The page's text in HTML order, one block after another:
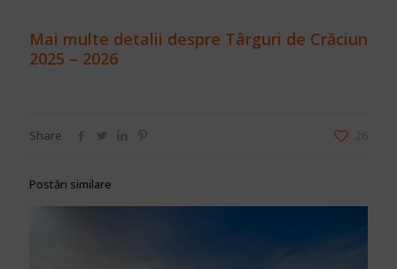
Mai multe detalii despre Târguri de Crăciun
2025 – 2026
Share 26
Postări similare